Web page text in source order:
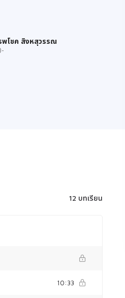
พโชค สิงหสุวรรณ
12 บทเรียน
10:33